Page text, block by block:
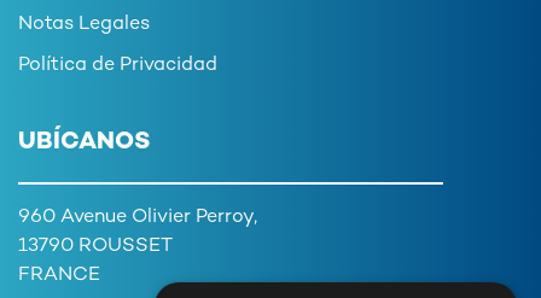
Notas Legales
Política de Privacidad
UBÍCANOS
960 Avenue Olivier Perroy,
13790 ROUSSET
FRANCE